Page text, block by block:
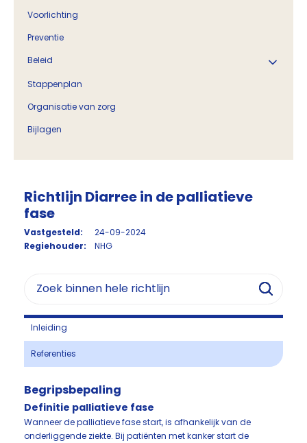
Voorlichting
Preventie
Beleid
Stappenplan
Organisatie van zorg
Bijlagen
Richtlijn Diarree in de palliatieve
fase
Vastgesteld:
24-09-2024
Regiehouder:
NHG
Inleiding
Referenties
Begripsbepaling
Definitie palliatieve fase
Wanneer de palliatieve fase start, is afhankelijk van de
onderliggende ziekte. Bij patiënten met kanker start de